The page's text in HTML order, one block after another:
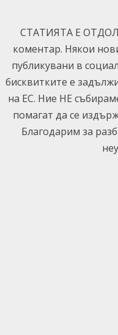
content
СТАТИЯТА Е
коментар. Някои
публикувани в
бисквитките е
на ЕС. Ние НЕ
помагат да се
Благодарим за